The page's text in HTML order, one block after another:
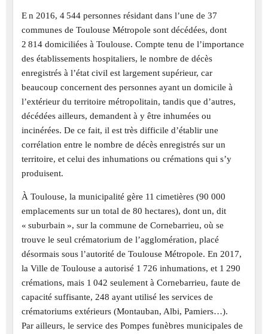
E n 2016, 4 544 personnes résidant dans l’une de 37
communes de Toulouse Métropole sont décédées, dont
2 814 domiciliées à Toulouse. Compte tenu de l’importance
des établissements hospitaliers, le nombre de décès
enregistrés à l’état civil est largement supérieur, car
beaucoup concernent des personnes ayant un domicile à
l’extérieur du territoire métropolitain, tandis que d’autres,
décédées ailleurs, demandent à y être inhumées ou
incinérées. De ce fait, il est très difficile d’établir une
corrélation entre le nombre de décès enregistrés sur un
territoire, et celui des inhumations ou crémations qui s’y
produisent.
À Toulouse, la municipalité gère 11 cimetières (90 000
emplacements sur un total de 80 hectares), dont un, dit
« suburbain », sur la commune de Cornebarrieu, où se
trouve le seul crématorium de l’agglomération, placé
désormais sous l’autorité de Toulouse Métropole. En 2017,
la Ville de Toulouse a autorisé 1 726 inhumations, et 1 290
crémations, mais 1 042 seulement à Cornebarrieu, faute de
capacité suffisante, 248 ayant utilisé les services de
crématoriums extérieurs (Montauban, Albi, Pamiers…).
Par ailleurs, le service des Pompes funèbres municipales de